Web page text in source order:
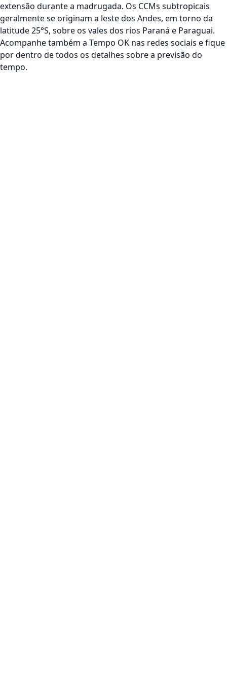
extensão durante a madrugada. Os CCMs subtropicais
geralmente se originam a leste dos Andes, em torno da
latitude 25°S, sobre os vales dos rios Paraná e Paraguai.
Acompanhe também a Tempo OK nas redes sociais e fique
por dentro de todos os detalhes sobre a previsão do
tempo.